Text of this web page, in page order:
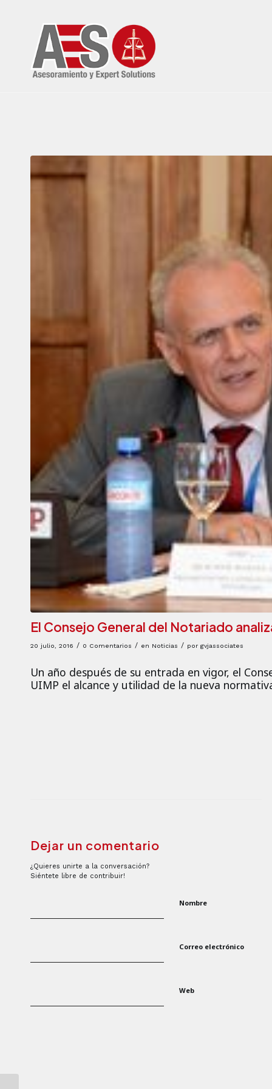
El Consejo General del Notariado
20 julio, 2016 / 0 Comentarios / en Noticias / por gvjassociates
Un año después de su entrada en vigor, el
UIMP el alcance y utilidad de la nueva
Dejar un comentario
¿Quieres unirte a la conversación?
Siéntete libre de contribuir!
Nombre
Correo electrónico
Web